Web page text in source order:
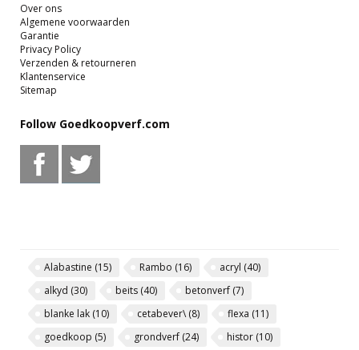
Over ons
Algemene voorwaarden
Garantie
Privacy Policy
Verzenden & retourneren
Klantenservice
Sitemap
Follow Goedkoopverf.com
Alabastine (15) Rambo (16) acryl (40)
alkyd (30) beits (40) betonverf (7)
blanke lak (10) cetabever\(8) flexa (11)
goedkoop (5) grondverf (24) histor (10)